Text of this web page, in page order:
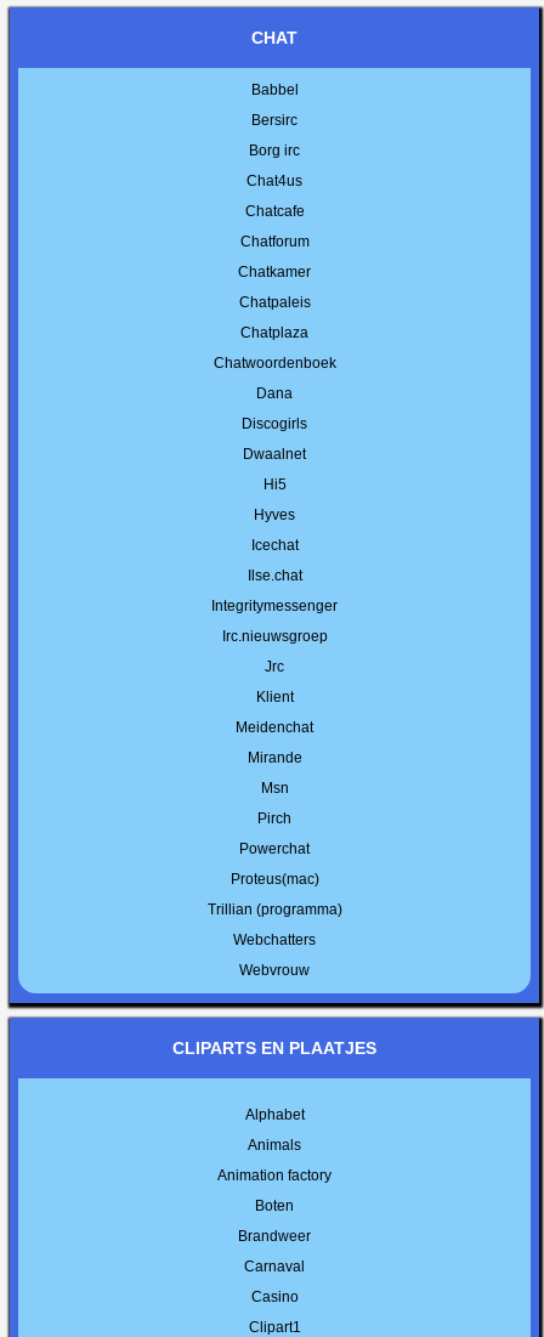
CHAT
Babbel
Bersirc
Borg irc
Chat4us
Chatcafe
Chatforum
Chatkamer
Chatpaleis
Chatplaza
Chatwoordenboek
Dana
Discogirls
Dwaalnet
Hi5
Hyves
Icechat
Ilse.chat
Integritymessenger
Irc.nieuwsgroep
Jrc
Klient
Meidenchat
Mirande
Msn
Pirch
Powerchat
Proteus(mac)
Trillian (programma)
Webchatters
Webvrouw
CLIPARTS EN PLAATJES
Alphabet
Animals
Animation factory
Boten
Brandweer
Carnaval
Casino
Clipart1